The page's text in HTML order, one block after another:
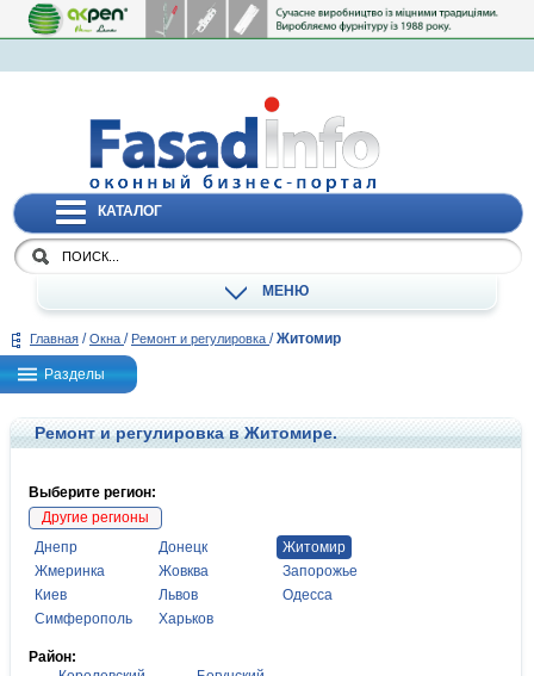
КАТАЛОГ
МЕНЮ
Главная / Окна / Ремонт и регулировка / Житомир
Разделы
Ремонт и регулировка в Житомире.
Выберите регион:
Другие регионы
Днепр
Донецк
Житомир
Жмеринка
Жовква
Запорожье
Киев
Львов
Одесса
Симферополь
Харьков
Район: